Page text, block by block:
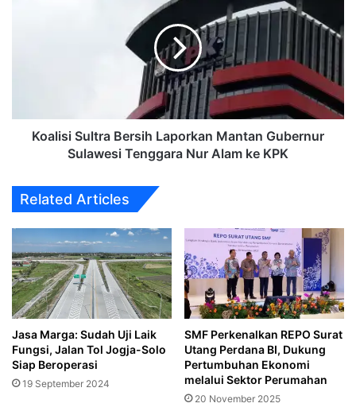
Nur
AlamKoalisi Sultra Bersih Laporkan Mantan Gubernur
Sulawesi Tenggara Nur Alam ke KPK
Related Articles
Jasa Marga: Sudah Uji Laik
Fungsi, Jalan Tol Jogja-Solo
Siap Beroperasi
19 September 2024
SMF Perkenalkan REPO Surat
Utang Perdana BI, Dukung
Pertumbuhan Ekonomi
melalui Sektor Perumahan
20 November 2025